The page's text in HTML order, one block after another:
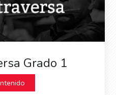
Grado 1